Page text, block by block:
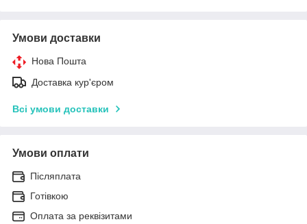
Умови доставки
Нова Пошта
Доставка кур'єром
Всі умови доставки
Умови оплати
Післяплата
Готівкою
Оплата за реквізитами